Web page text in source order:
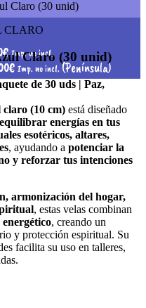
Imp. no incl.
Imp. no incl. (Península)
Claro (30 unid)
Claro (30 unid)
de 30 uds | Paz,
claro (10 cm) está diseñado
energías en tus
esotéricos, altares,
, ayudando a potenciar la
y reforzar tus intenciones
armonización del hogar,
, estas velas combinan
, creando un
y protección espiritual. Su
facilita su uso en talleres,